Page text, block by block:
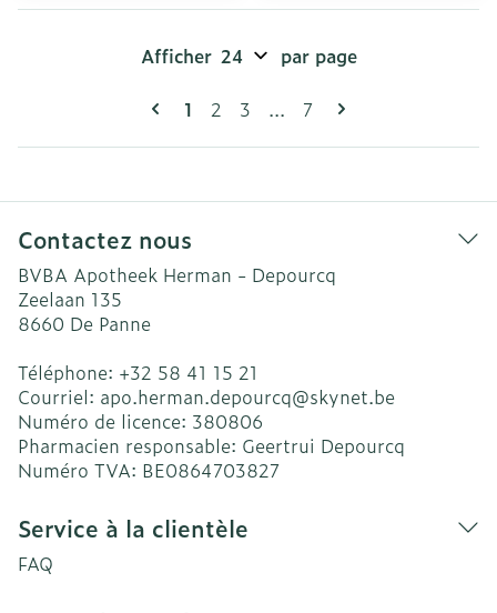
Pages
Vous lisez actuellement la page
1 Page
2 Page
3 ... Page
7
Afficher par page
Contactez nous
BVBA Apotheek Herman - Depourcq
Zeelaan 135
8660 De Panne
Téléphone: +32 58 41 15 21
Courriel: apo.herman.depourcq@skynet.be
Numéro de licence: 380806
Pharmacien responsable: Geertrui Depourcq
Numéro TVA: BE0864703827
Service à la clientèle
FAQ